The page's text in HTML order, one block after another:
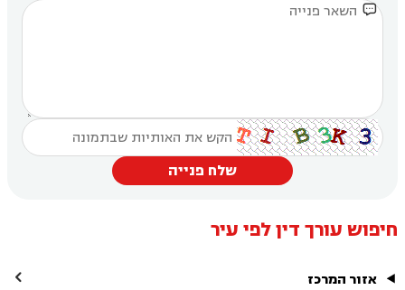

שלח פנייה
חיפוש עורך דין לפי עיר
אזור המרכז 